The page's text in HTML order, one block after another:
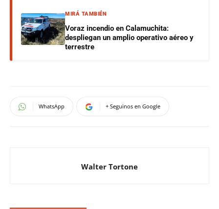
MIRÁ TAMBIÉN
Voraz incendio en Calamuchita:
despliegan un amplio operativo aéreo y
terrestre
WhatsApp + Seguinos en Google
Walter Tortone